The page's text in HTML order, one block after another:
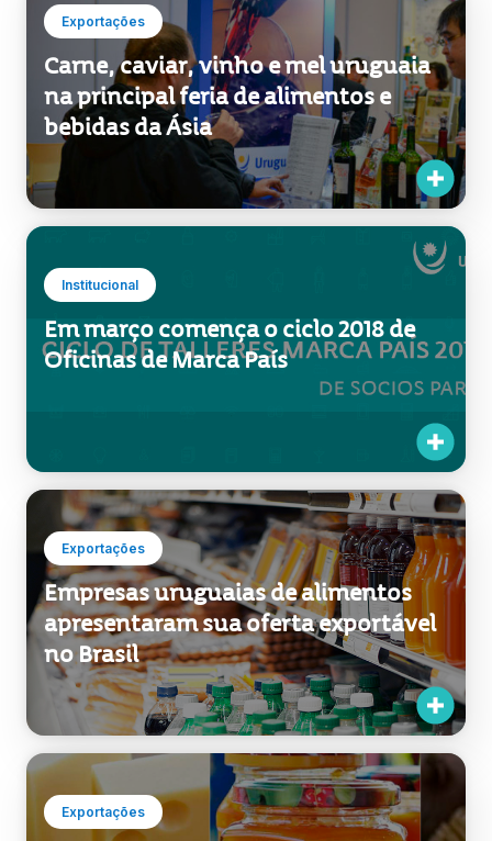
Exportações
Carne, caviar, vinho e mel uruguaia
na principal feria de alimentos e
bebidas da Ásia
Institucional
Em março comença o ciclo 2018 de
Oficinas de Marca País
Exportações
Empresas uruguaias de alimentos
apresentaram sua oferta exportável
no Brasil
Exportações